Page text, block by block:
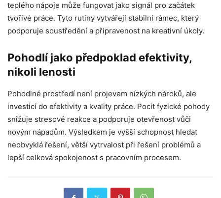
teplého nápoje může fungovat jako signál pro začátek
tvořivé práce. Tyto rutiny vytvářejí stabilní rámec, který
podporuje soustředění a připravenost na kreativní úkoly.
Pohodlí jako předpoklad efektivity,
nikoli lenosti
Pohodlné prostředí není projevem nízkých nároků, ale
investicí do efektivity a kvality práce. Pocit fyzické pohody
snižuje stresové reakce a podporuje otevřenost vůči
novým nápadům. Výsledkem je vyšší schopnost hledat
neobvyklá řešení, větší vytrvalost při řešení problémů a
lepší celková spokojenost s pracovním procesem.